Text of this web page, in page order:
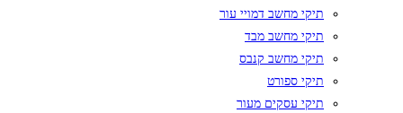
תיקי מחשב דמויי עור
תיקי מחשב מבד
תיקי מחשב קנבס
תיקי ספורט
תיקי עסקים מעור